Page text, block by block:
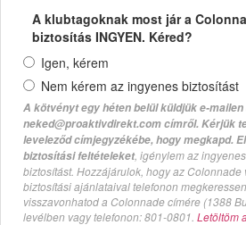
A klubtagoknak most jár a
biztosítás INGYEN. Kéred?
Igen, kérem
Nem kérem az ingyenes biztosítást
A kötvényt egy héten belül küldjük e-mailen
neked@proaktivdirekt.com címről. Kérjük
leveleződ címjegyzékébe, hogy megkapd.
biztosítási feltételeket, igénylem az
biztosítást. Hozzájárulok, hogy az Colonnade
biztosítási ajánlataival telefonon
visszavonhatod a Colonnade címére (1388
levélben vagy telefonon: 801-0801. Letöltöm